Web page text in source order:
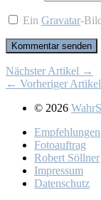
EinGravatar-
Nächster Artikel →
← Vorheriger Artikel
© 2026
Emp­feh­lun­gen
Fo­to­auf­trag
Ro­bert Söll­ner
Im­pres­sum
Da­ten­schutz